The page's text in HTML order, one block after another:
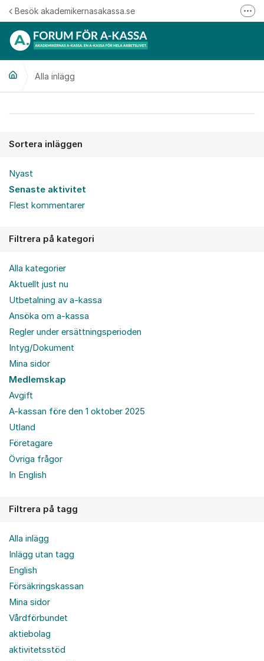
Hoppa till innehåll
Besök akademikernasakassa.se
Alla inlägg
Sortera inläggen
Nyast
Senaste aktivitet
Flest kommentarer
Filtrera på kategori
Alla kategorier
Aktuellt just nu
Utbetalning av a-kassa
Ansöka om a-kassa
Regler under ersättningsperioden
Intyg/Dokument
Mina sidor
Medlemskap
Avgift
A-kassan före den 1 oktober 2025
Utland
Företagare
Övriga frågor
In English
Filtrera på tagg
Alla inlägg
Inlägg utan tagg
English
Försäkringskassan
Mina sidor
Vårdförbundet
aktiebolag
aktivitetsstöd